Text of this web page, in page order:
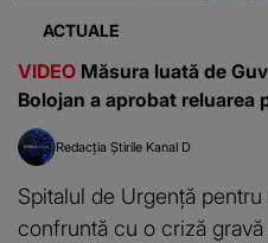
ACTUALE
VIDEO Măsura luată de
Bolojan a aprobat reluarea
Redacția Știrile Kanal D
Spitalul de Urgență
confruntă cu o criză